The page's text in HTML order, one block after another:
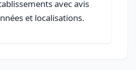
avec avis
et localisations.